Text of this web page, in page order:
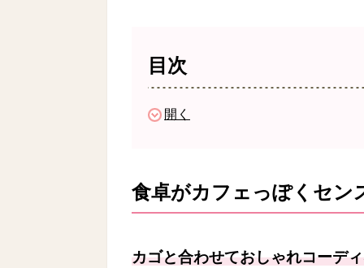
目次
開く
食卓がカフェっぽくセン
カゴと合わせておしゃれコーデ